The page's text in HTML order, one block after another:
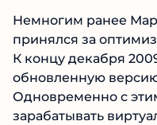
Немногим ранее
принялся за
К концу декабря
обновленную
Одновременно с
зарабатывать